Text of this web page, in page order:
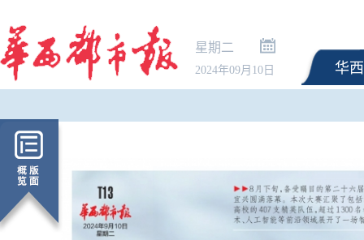
星期二
2024年09月10日 华
市场监管总局：《公平
条例实施办法》近期将